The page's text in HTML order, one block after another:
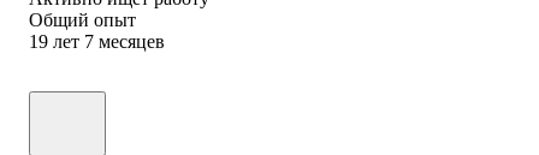
Общий опыт
19 лет 7 месяцев